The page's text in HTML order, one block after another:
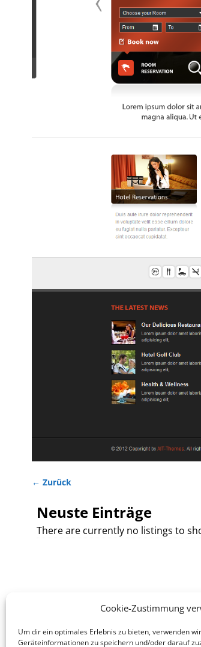
Cookie-Zustimmung
Um dir ein optimales Erlebnis zu bieten, verwenden
Geräteinformationen zu speichern und/oder darauf
← Zurück
Neuste Einträge
There are currently no listings to
Legales